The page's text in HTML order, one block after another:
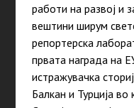
работи на развој и
вештини ширум
репортерска
првата награда на
истражувачка
Балкан и Турција во